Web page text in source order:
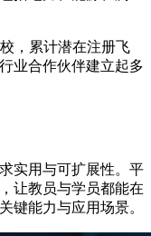
，累计潜在注册飞
业合作伙伴建立起多
实用与可扩展性。平
让教员与学员都能在
键能力与应用场景。